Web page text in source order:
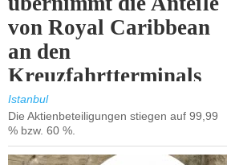
von Royal Caribbean
an den
Kreuzfahrtterminals
in Kusadasi und
Lissabon.
Istanbul
Die Aktienbeteiligungen stiegen auf 99,99
% bzw. 60 %.